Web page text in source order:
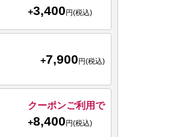
+3,400円(税込)
+7,900円(税込)
クーポンご利用で
+8,400円(税込)